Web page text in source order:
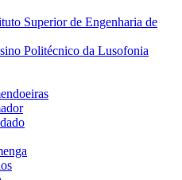
Superior de Engenharia de
Politécnico da Lusofonia